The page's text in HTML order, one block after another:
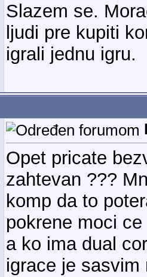
Slazem se.
ljudi pre kupiti
igrali jednu igru.
Opet pricate
zahtevan ???
komp da to
pokrene moci
a ko ima dual
igrace je sasvim